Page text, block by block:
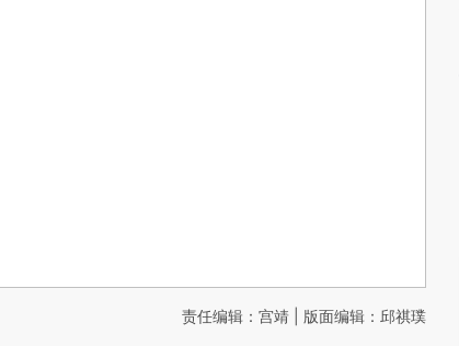
责任编辑：宫靖 | 版面编辑：邱祺璞